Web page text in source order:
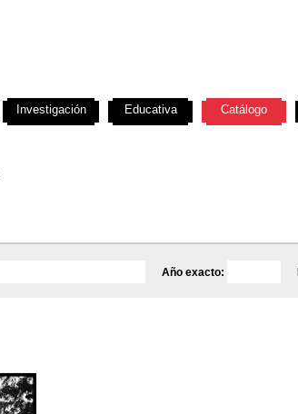
Año exacto:
Investigación Educativa Catálogo